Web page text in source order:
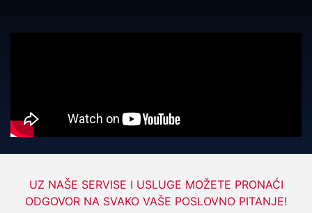
UZ NAŠE SERVISE I USLUGE MOŽETE PRONAĆI
ODGOVOR NA SVAKO VAŠE POSLOVNO PITANJE!